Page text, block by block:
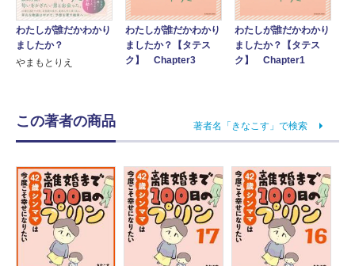
わたしが誰だかわかり
ましたか？
やまもとりえ
わたしが誰だかわかり
ましたか？【タテス
ク】 Chapter3
わたしが誰だかわかり
ましたか？【タテス
ク】 Chapter1
この著者の商品 著者名「きなこす」で検索